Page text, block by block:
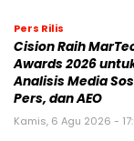
Pers Rilis
Cision Raih
Awards 2026
Analisis Media
Pers, dan AEO
Kamis, 6 Agu 2026 -